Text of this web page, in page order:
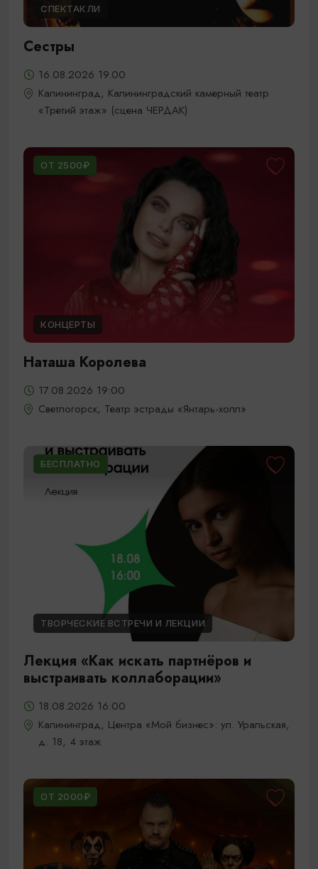
СПЕКТАКЛИ
Сестры
16.08.2026 19.00
Калининград, Калининградский камерный театр
«Третий этаж» (сцена ЧЕРДАК)
ОТ 2500₽
КОНЦЕРТЫ
Наташа Королева
17.08.2026 19:00
Светлогорск, Театр эстрады «Янтарь-холл»
БЕСПЛАТНО
ТВОРЧЕСКИЕ ВСТРЕЧИ И ЛЕКЦИИ
Лекция «Как искать партнёров и
выстраивать коллаборации»
18.08.2026 16:00
Калининград, Центра «Мой бизнес»: ул. Уральская,
д. 18, 4 этаж
ОТ 2000₽